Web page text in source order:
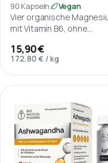
90 Kapseln Vegan
Vier organische
mit Vitamin B6, ohne
15,90 €
172,80 € /kg